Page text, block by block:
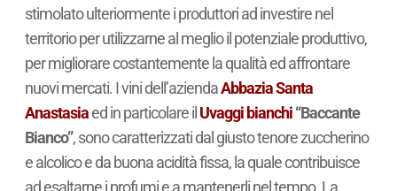
stimolato ulteriormente i produttori ad investire nel
territorio per utilizzarne al meglio il potenziale produttivo,
per migliorare costantemente la qualità ed affrontare
nuovi mercati. I vini dell’aziendaAbbazia Santa
Anastasiaed in particolare il Uvaggi bianchi“Baccante
Bianco”, sono caratterizzati dal giusto tenore zuccherino
e alcolico e da buona acidità fissa, la quale contribuisce